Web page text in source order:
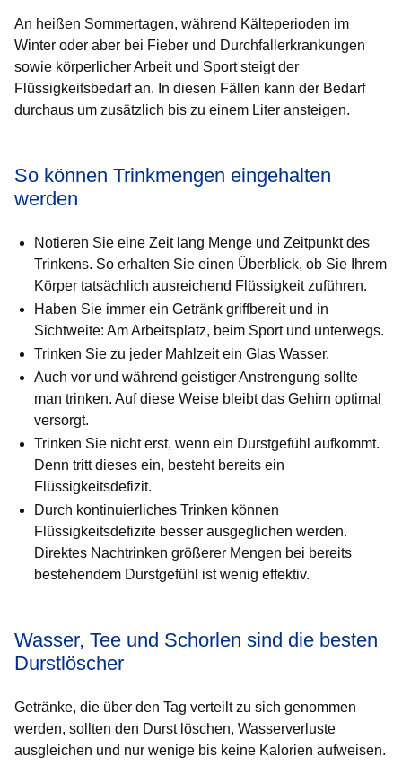
An heißen Sommertagen, während Kälteperioden im
Winter oder aber bei Fieber und Durchfallerkrankungen
sowie körperlicher Arbeit und Sport steigt der
Flüssigkeitsbedarf an. In diesen Fällen kann der Bedarf
durchaus um zusätzlich bis zu einem Liter ansteigen.
So können Trinkmengen eingehalten
werden
Notieren Sie eine Zeit lang Menge und Zeitpunkt des
Trinkens. So erhalten Sie einen Überblick, ob Sie Ihrem
Körper tatsächlich ausreichend Flüssigkeit zuführen.
Haben Sie immer ein Getränk griffbereit und in
Sichtweite: Am Arbeitsplatz, beim Sport und unterwegs.
Trinken Sie zu jeder Mahlzeit ein Glas Wasser.
Auch vor und während geistiger Anstrengung sollte
man trinken. Auf diese Weise bleibt das Gehirn optimal
versorgt.
Trinken Sie nicht erst, wenn ein Durstgefühl aufkommt.
Denn tritt dieses ein, besteht bereits ein
Flüssigkeitsdefizit.
Durch kontinuierliches Trinken können
Flüssigkeitsdefizite besser ausgeglichen werden.
Direktes Nachtrinken größerer Mengen bei bereits
bestehendem Durstgefühl ist wenig effektiv.
Wasser, Tee und Schorlen sind die besten
Durstlöscher
Getränke, die über den Tag verteilt zu sich genommen
werden, sollten den Durst löschen, Wasserverluste
ausgleichen und nur wenige bis keine Kalorien aufweisen.